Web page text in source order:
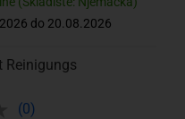
do 20.08.2026
Reinigungs
(0)